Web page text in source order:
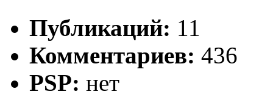
Публикаций: 11
Комментариев: 436
PSP: нет